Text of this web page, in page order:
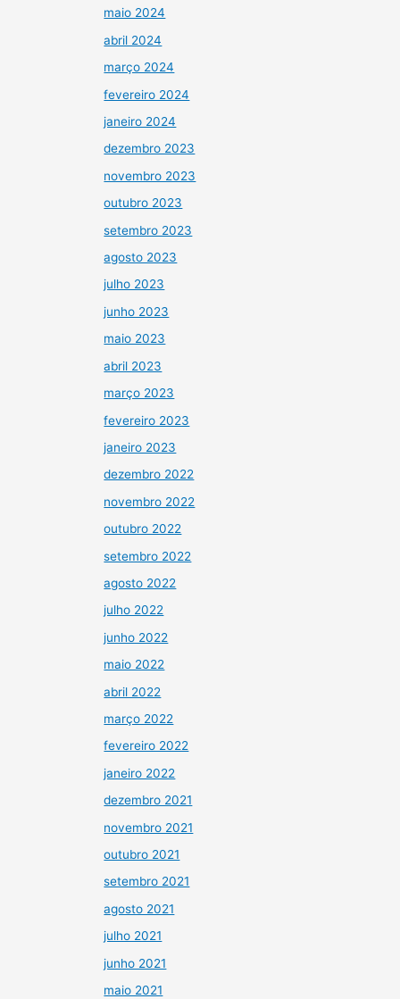
maio 2024
abril 2024
março 2024
fevereiro 2024
janeiro 2024
dezembro 2023
novembro 2023
outubro 2023
setembro 2023
agosto 2023
julho 2023
junho 2023
maio 2023
abril 2023
março 2023
fevereiro 2023
janeiro 2023
dezembro 2022
novembro 2022
outubro 2022
setembro 2022
agosto 2022
julho 2022
junho 2022
maio 2022
abril 2022
março 2022
fevereiro 2022
janeiro 2022
dezembro 2021
novembro 2021
outubro 2021
setembro 2021
agosto 2021
julho 2021
junho 2021
maio 2021